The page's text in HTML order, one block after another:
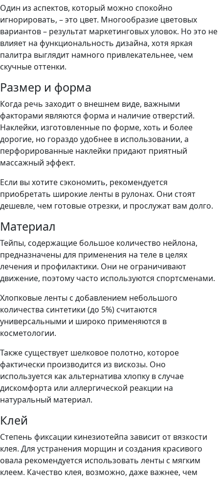
Один из аспектов, который можно спокойно
игнорировать, – это цвет. Многообразие цветовых
вариантов – результат маркетинговых уловок. Но это не
влияет на функциональность дизайна, хотя яркая
палитра выглядит намного привлекательнее, чем
скучные оттенки.
Размер и форма
Когда речь заходит о внешнем виде, важными
факторами являются форма и наличие отверстий.
Наклейки, изготовленные по форме, хоть и более
дорогие, но гораздо удобнее в использовании, а
перфорированные наклейки придают приятный
массажный эффект.
Если вы хотите сэкономить, рекомендуется
приобретать широкие ленты в рулонах. Они стоят
дешевле, чем готовые отрезки, и прослужат вам долго.
Материал
Тейпы, содержащие большое количество нейлона,
предназначены для применения на теле в целях
лечения и профилактики. Они не ограничивают
движение, поэтому часто используются спортсменами.
Хлопковые ленты с добавлением небольшого
количества синтетики (до 5%) считаются
универсальными и широко применяются в
косметологии.
Также существует шелковое полотно, которое
фактически производится из вискозы. Оно
используется как альтернатива хлопку в случае
дискомфорта или аллергической реакции на
натуральный материал.
Клей
Степень фиксации кинезиотейпа зависит от вязкости
клея. Для устранения морщин и создания красивого
овала рекомендуется использовать ленты с мягким
клеем. Качество клея, возможно, даже важнее, чем